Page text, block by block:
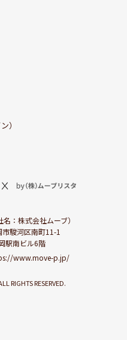
）
：株式会社ムーブ）
駿河区南町11-1
駅南ビル6階
www.move-p.jp/
RIGHTS RESERVED.